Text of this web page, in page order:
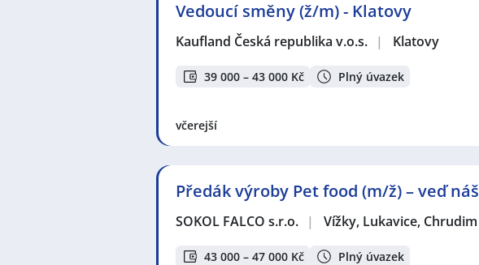
Vedoucí směny (ž/m) - Klatovy
Kaufland Česká republika v.o.s. | Klatovy
39 000 – 43 000 Kč Plný úvazek
včerejší
Předák výroby Pet food (m/ž) – veď
SOKOL FALCO s.r.o. | Vížky, Lukavice, Chrudim
43 000 – 47 000 Kč Plný úvazek